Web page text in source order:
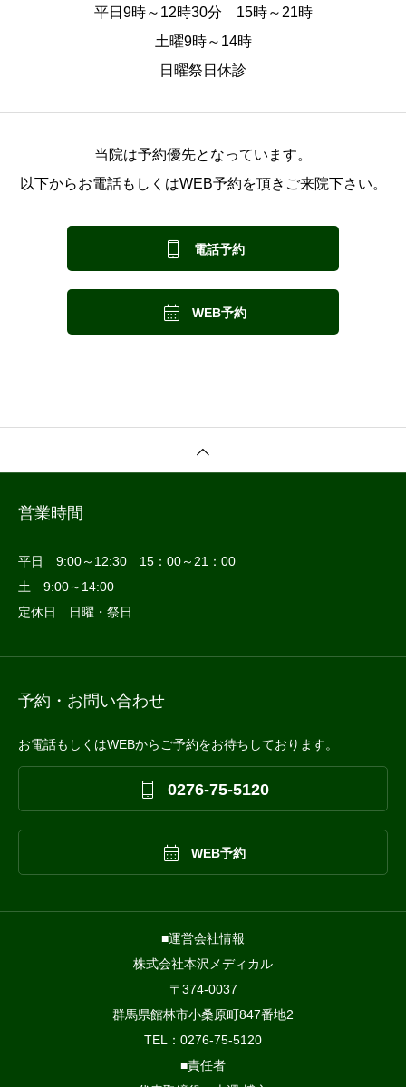
平日9時～12時30分 15時～21時
土曜9時～14時
日曜祭日休診
当院は予約優先となっています。
以下からお電話もしくはWEB予約を頂きご来院下さい。
 電話予約
 WEB予約
営業時間
平日 9:00～12:30 15：00～21：00
土 9:00～14:00
定休日 日曜・祭日
予約・お問い合わせ
お電話もしくはWEBからご予約をお待ちしております。
 0276-75-5120
 WEB予約
■運営会社情報
株式会社本沢メディカル
〒374-0037
群馬県館林市小桑原町847番地2
TEL：0276-75-5120
■責任者